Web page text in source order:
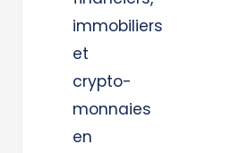
immobiliers
et
crypto-
monnaies
en